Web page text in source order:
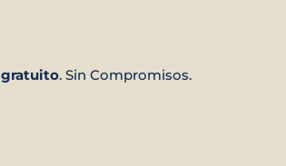
gratuito. Sin Compromisos.